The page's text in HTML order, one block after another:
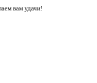
вам удачи!